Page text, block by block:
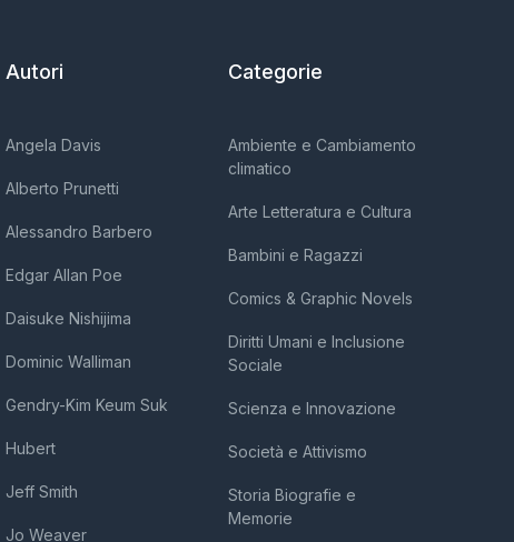
Autori
Angela Davis
Alberto Prunetti
Alessandro Barbero
Edgar Allan Poe
Daisuke Nishijima
Dominic Walliman
Gendry-Kim Keum Suk
Hubert
Jeff Smith
Jo Weaver
Categorie
Ambiente e Cambiamento
climatico
Arte Letteratura e Cultura
Bambini e Ragazzi
Comics & Graphic Novels
Diritti Umani e Inclusione
Sociale
Scienza e Innovazione
Società e Attivismo
Storia Biografie e
Memorie